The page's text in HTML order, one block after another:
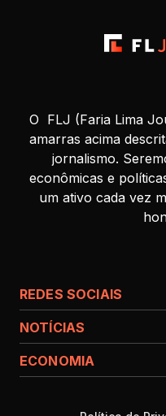
O FLJ (Faria Lima
amarras acima
jornalismo.
econômicas e
um ativo cada vez
REDES SOCIAIS
NOTÍCIAS
ECONOMIA